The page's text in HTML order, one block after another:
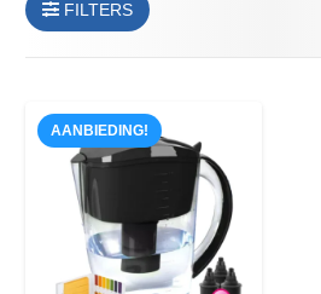
FILTERS
AANBIEDING!